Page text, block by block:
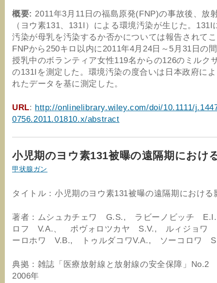
概要: 2011年3月11日の福島原発(FNP)の事故後、放
（ヨウ素131、131I）による環境汚染が生じた。131I
汚染が母乳を汚染するか否かについては報告されて
FNPから250キロ以内に2011年4月24日～5月31日の
授乳中のボランティア女性119名からの126のミルク
の131Iを測定した。環境汚染の度合いは日本政府に
れたデータを基に測定した。
URL: http://onlinelibrary.wiley.com/doi/10.1111/
0756.2011.01810.x/abstract
小児期のヨウ素131被曝の遠隔期におけ
甲状腺ガン
タイトル：小児期のヨウ素131被曝の遠隔期における
著者：ムシュカチェワ G.S., ラビーノビッチ
ロフ V.A.、 ポヴォロツカヤ S.V., ルィジョワ
ーロホワ V.B., トゥルダコワV.A., ソーコロワ
典拠：雑誌「医療放射線と放射線の安全保障」
2006年